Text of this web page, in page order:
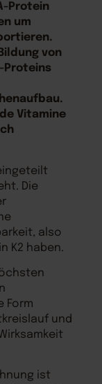
Protein
um
von
Proteins
Vitamine
Die
also
K2 haben.
Form
und
ist